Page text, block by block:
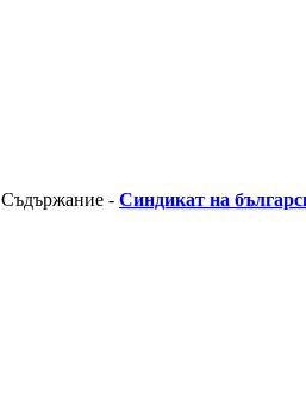
Съдържание - Синдикат на